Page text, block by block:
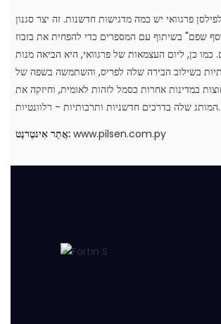
לפילסן פרגוואי יש כמה מדגישות חדשנות. זה יצר סגנון
שפם" בשיתוף עם המספרים כדי להפחית את בזבוז
כמו כן, ליום העצמאות של פרגוואי, היא הביאה מנות
בשילוב הבירה שלה לפריס, והשתמשה בשפה של
במדינות אחרות כסמל לזהות לאומית, וחיזקה את
המותג שלה בדרכים חדשניות ותרבותיות - רלוונטיות.
אֲתַר אִינטֶרנֶט: www.pilsen.com.py